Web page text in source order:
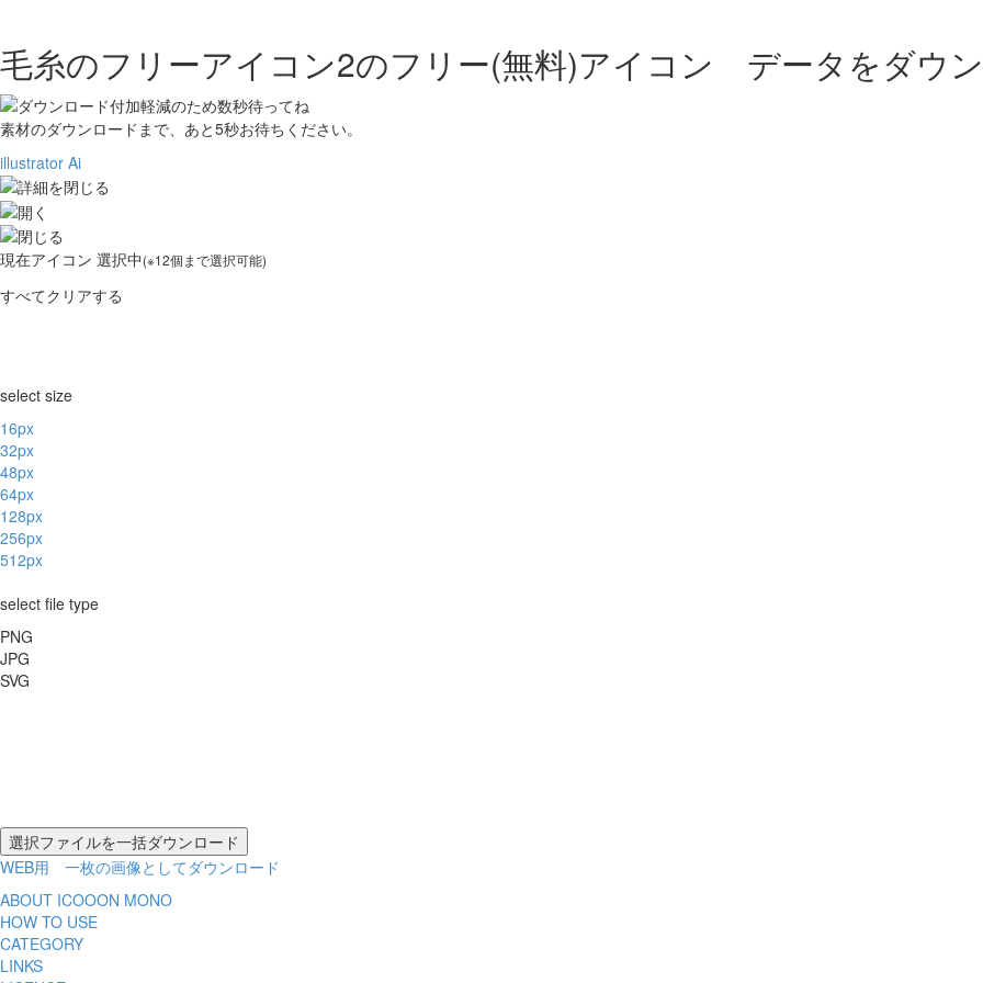
毛糸のフリーアイコン2のフリー(無料)アイコン データをダウ
素材のダウンロードまで、あと5秒お待ちください。
illustrator Ai
現在アイコン 選択中(※12個まで選択可能)
すべてクリアする
select size
16px
32px
48px
64px
128px
256px
512px
select file type
PNG
JPG
SVG
WEB用 一枚の画像としてダウンロード
ABOUT ICOOON MONO
HOW TO USE
CATEGORY
LINKS